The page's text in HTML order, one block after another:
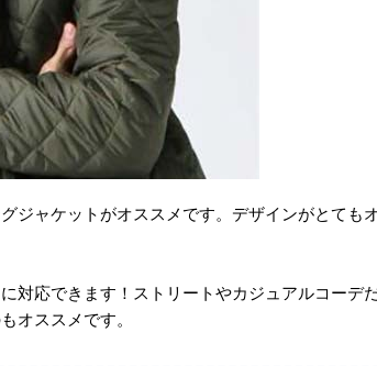
ジャケットがオススメです。デザインがとても
対応できます！ストリートやカジュアルコーデ
オススメです。